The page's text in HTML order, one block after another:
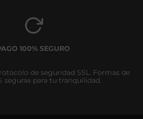
100% SEGURO
de seguridad SSL. Formas de
seguras para tu tranquilidad.